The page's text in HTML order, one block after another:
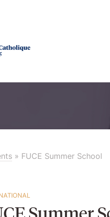
» FUCE Summer School
Summer